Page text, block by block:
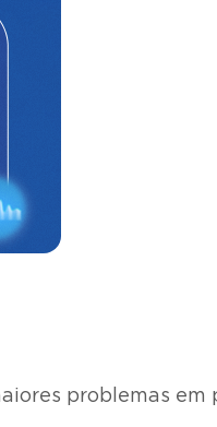
problemas em